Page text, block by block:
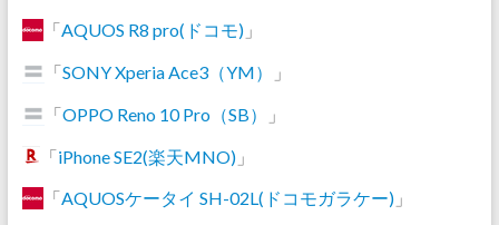
「AQUOS R8 pro(ドコモ)」
「SONY Xperia Ace3（YM）
」
「OPPO Reno 10 Pro（SB）
」
「iPhone SE2(楽天MNO)」
「AQUOSケータイ SH-02L(ドコモガラケー)」